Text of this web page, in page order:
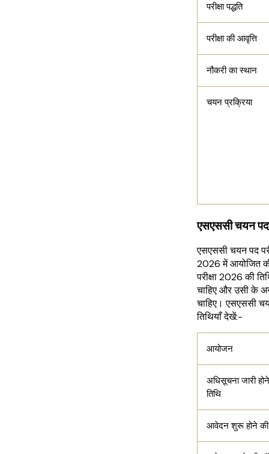
परीक्षा पद्धति
परीक्षा की आवृत्ति
नौकरी का स्थान
चयन प्रक्रिया
एसएससी चयन
एसएससी चयन पद
2026 में आयोजित
परीक्षा 2026 की
चाहिए और उसी के
चाहिए। एसएससी
तिथियाँ देखें:-
आयोजन
अधिसूचना जारी
तिथि
आवेदन शुरू होने की